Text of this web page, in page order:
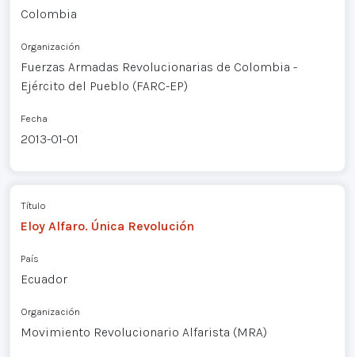
Colombia
Organización
Fuerzas Armadas Revolucionarias de Colombia -
Ejército del Pueblo (FARC-EP)
Fecha
2013-01-01
Título
Eloy Alfaro. Única Revolución
País
Ecuador
Organización
Movimiento Revolucionario Alfarista (MRA)